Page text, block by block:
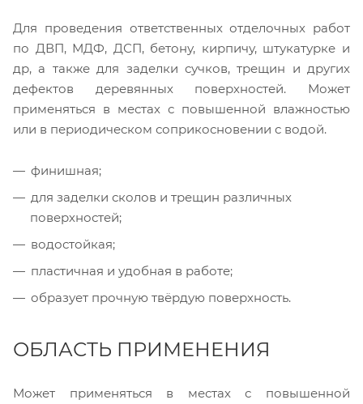
Для проведения ответственных отделочных работ
по ДВП, МДФ, ДСП, бетону, кирпичу, штукатурке и
др, а также для заделки сучков, трещин и других
дефектов деревянных поверхностей. Может
применяться в местах с повышенной влажностью
или в периодическом соприкосновении с водой.
финишная;
для заделки сколов и трещин различных
поверхностей;
водостойкая;
пластичная и удобная в работе;
образует прочную твёрдую поверхность.
ОБЛАСТЬ ПРИМЕНЕНИЯ
Может применяться в местах с повышенной